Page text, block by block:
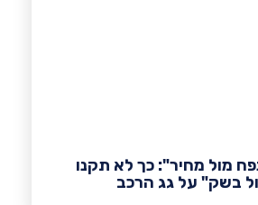
מול מחיר": כך לא תקנו
בשק" על גג הרכב